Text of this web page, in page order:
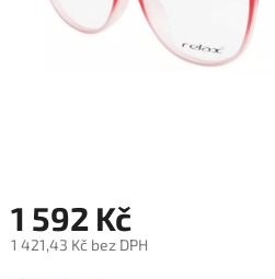
1 592 Kč
1 421,43 Kč bez DPH